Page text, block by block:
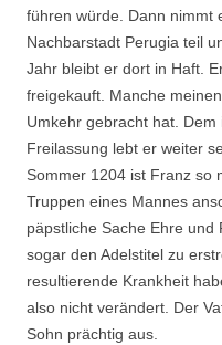
führen würde. Dann nimmt
Nachbarstadt Perugia teil
Jahr bleibt er dort in Haft.
freigekauft. Manche
Umkehr gebracht hat.
Freilassung lebt er weiter
Sommer 1204 ist Franz so
Truppen eines Mannes
päpstliche Sache Ehre
sogar den Adelstitel zu
resultierende Krankheit
also nicht verändert. Der
Sohn prächtig aus.